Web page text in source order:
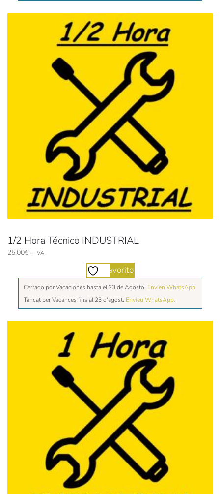
1/2 Hora Técnico INDUSTRIAL
25,00€ + IVA
Favorito
Cerrado por Vacaciones hasta el 23 de Agosto. Envien WhatsApp.
Tancat per Vacances fins al 23 d'agost. Envieu WhatsApp.